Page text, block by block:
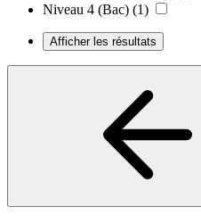
Niveau 4 (Bac) (1)
Afficher les résultats